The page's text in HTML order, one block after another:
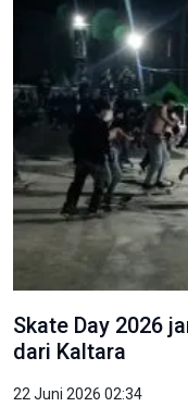
Skate Day 2026
dari Kaltara
22 Juni 2026 02:34